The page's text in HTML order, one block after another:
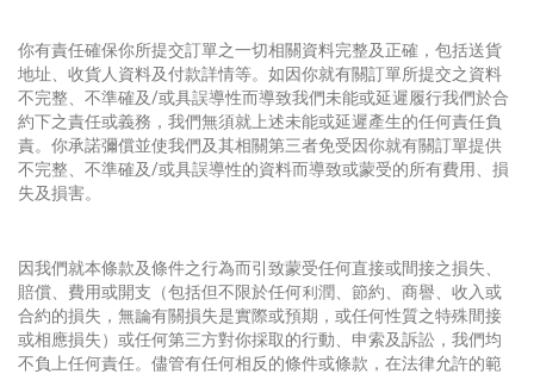
你有責任確保你所提交訂單之一切相關資料完整及正確，包括送貨
地址、收貨人資料及付款詳情等。如因你就有關訂單所提交之資料
不完整、不準確及/或具誤導性而導致我們未能或延遲履行我們於合
約下之責任或義務，我們無須就上述未能或延遲產生的任何責任負
責。你承諾彌償並使我們及其相關第三者免受因你就有關訂單提供
不完整、不準確及/或具誤導性的資料而導致或蒙受的所有費用、損
失及損害。
因我們就本條款及條件之行為而引致蒙受任何直接或間接之損失、
賠償、費用或開支（包括但不限於任何利潤、節約、商譽、收入或
合約的損失，無論有關損失是實際或預期，或任何性質之特殊間接
或相應損失）或任何第三方對你採取的行動、申索及訴訟，我們均
不負上任何責任。儘管有任何相反的條件或條款，在法律允許的範